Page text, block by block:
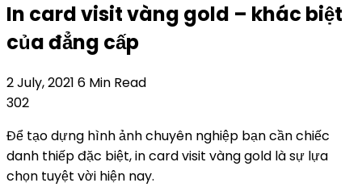
In card visit vàng gold – khác biệt
của đẳng cấp
2 July, 2021 6 Min Read
302
Để tạo dựng hình ảnh chuyên nghiệp bạn cần chiếc
danh thiếp đặc biệt, in card visit vàng gold là sự lựa
chọn tuyệt vời hiện nay.